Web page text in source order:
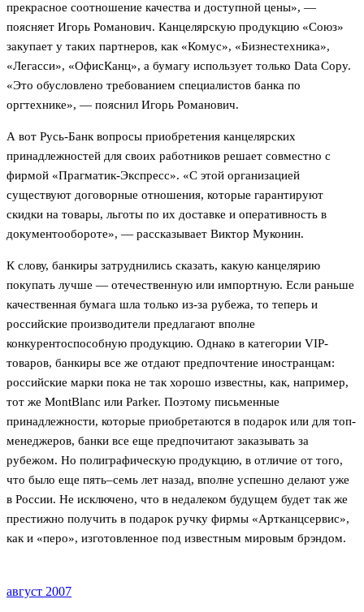
прекрасное соотношение качества и доступной цены», —
поясняет Игорь Романович. Канцелярскую продукцию «Союз»
закупает у таких партнеров, как «Комус», «Бизнестехника»,
«Легасси», «ОфисКанц», а бумагу использует только Data Copy.
«Это обусловлено требованием специалистов банка по
оргтехнике», — пояснил Игорь Романович.
А вот Русь-Банк вопросы приобретения канцелярских
принадлежностей для своих работников решает совместно с
фирмой «Прагматик-Экспресс». «С этой организацией
существуют договорные отношения, которые гарантируют
скидки на товары, льготы по их доставке и оперативность в
документообороте», — рассказывает Виктор Муконин.
К слову, банкиры затруднились сказать, какую канцелярию
покупать лучше — отечественную или импортную. Если раньше
качественная бумага шла только из-за рубежа, то теперь и
российские производители предлагают вполне
конкурентоспособную продукцию. Однако в категории VIP-
товаров, банкиры все же отдают предпочтение иностранцам:
российские марки пока не так хорошо известны, как, например,
тот же MontBlanc или Parker. Поэтому письменные
принадлежности, которые приобретаются в подарок или для топ-
менеджеров, банки все еще предпочитают заказывать за
рубежом. Но полиграфическую продукцию, в отличие от того,
что было еще пять–семь лет назад, вполне успешно делают уже
в России. Не исключено, что в недалеком будущем будет так же
престижно получить в подарок ручку фирмы «Артканцсервис»,
как и «перо», изготовленное под известным мировым брэндом.
август 2007